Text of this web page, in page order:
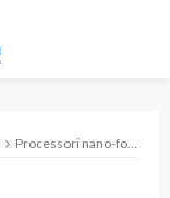
Processori nano-fotonici: il senso della vista dei computer